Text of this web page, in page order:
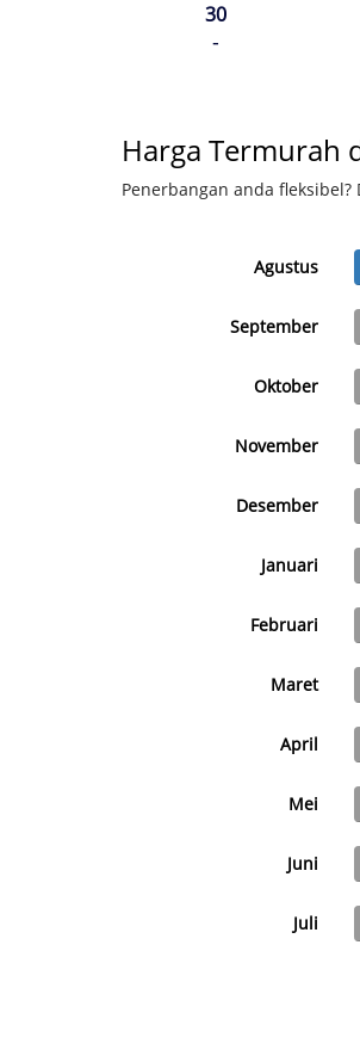
30
-
Harga Termurah
Penerbangan anda
Agustus
September
Oktober
November
Desember
Januari
Februari
Maret
April
Mei
Juni
Juli